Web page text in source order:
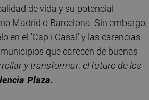
de vida y su potencial
Madrid o Barcelona. Sin embargo,
en el 'Cap i Casal' y las carencias
que carecen de buenas
y transformar: el futuro de los
Plaza.